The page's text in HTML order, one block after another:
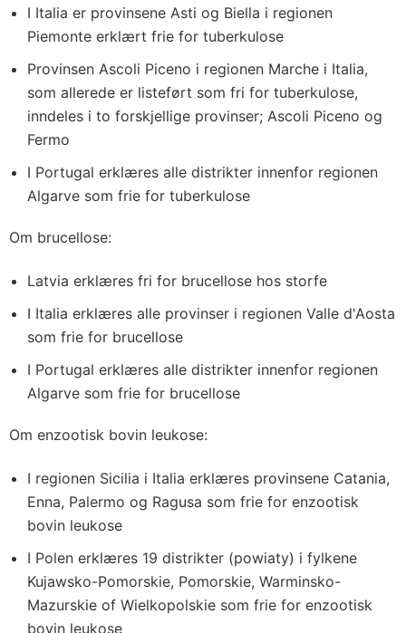
I Italia er provinsene Asti og Biella i regionen
Piemonte erklært frie for tuberkulose
Provinsen Ascoli Piceno i regionen Marche i Italia,
som allerede er listeført som fri for tuberkulose,
inndeles i to forskjellige provinser; Ascoli Piceno og
Fermo
I Portugal erklæres alle distrikter innenfor regionen
Algarve som frie for tuberkulose
Om brucellose:
Latvia erklæres fri for brucellose hos storfe
I Italia erklæres alle provinser i regionen Valle d'Aosta
som frie for brucellose
I Portugal erklæres alle distrikter innenfor regionen
Algarve som frie for brucellose
Om enzootisk bovin leukose:
I regionen Sicilia i Italia erklæres provinsene Catania,
Enna, Palermo og Ragusa som frie for enzootisk
bovin leukose
I Polen erklæres 19 distrikter (powiaty) i fylkene
Kujawsko-Pomorskie, Pomorskie, Warminsko-
Mazurskie of Wielkopolskie som frie for enzootisk
bovin leukose